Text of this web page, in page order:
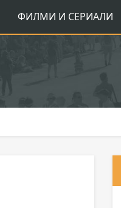
ФИЛМИ И СЕРИАЛИ